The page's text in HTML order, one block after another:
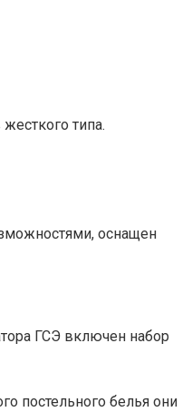
типа.
оснащен
ГСЭ включен набор
постельного белья они